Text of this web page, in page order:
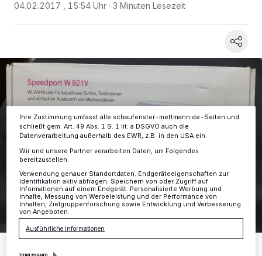
04.02.2017 , 15:54 Uhr 3 Minuten Lesezeit
Mettmanner Familie. Die Werbebotschaft ‚Erleben was verbindet‘
personenbezogene Daten wie Browserdaten oder eindeutige
Tracking-Technologien für die unter „Wir und unsere Partner
dieses Menü jederzeit wieder aufrufen, um Ihre Einstellungen zu
Einstellungen oder Ablehnen am unteren Rand der Webseite klicken.
Ihre Einstellungen gelten innerhalb unseres Website. Weitere
Informationen finden Sie in unserer Datenschutzerklärung.
Ihre Zustimmung umfasst alle schaufenster-mettmann.de-Seiten und
schließt gem. Art. 49 Abs. 1 S. 1 lit. a DSGVO auch die
Datenverarbeitung außerhalb des EWR, z.B. in den USA ein.
Wir und unsere Partner verarbeiten Daten, um Folgendes
bereitzustellen:
Verwendung genauer Standortdaten. Endgeräteeigenschaften zur
Identifikation aktiv abfragen. Speichern von oder Zugriff auf
Informationen auf einem Endgerät. Personalisierte Werbung und
Inhalte, Messung von Werbeleistung und der Performance von
Inhalten, Zielgruppenforschung sowie Entwicklung und Verbesserung
von Angeboten.
Ausführliche Informationen
Impressum